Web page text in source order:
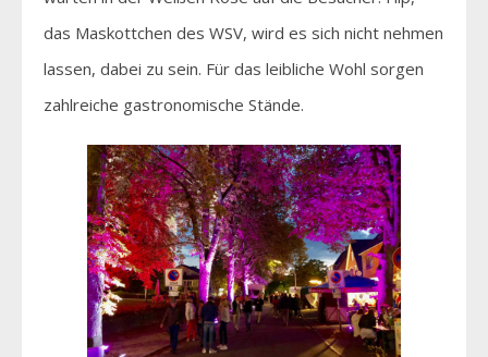
das Maskottchen des WSV, wird es sich nicht nehmen
lassen, dabei zu sein. Für das leibliche Wohl sorgen
zahlreiche gastronomische Stände.